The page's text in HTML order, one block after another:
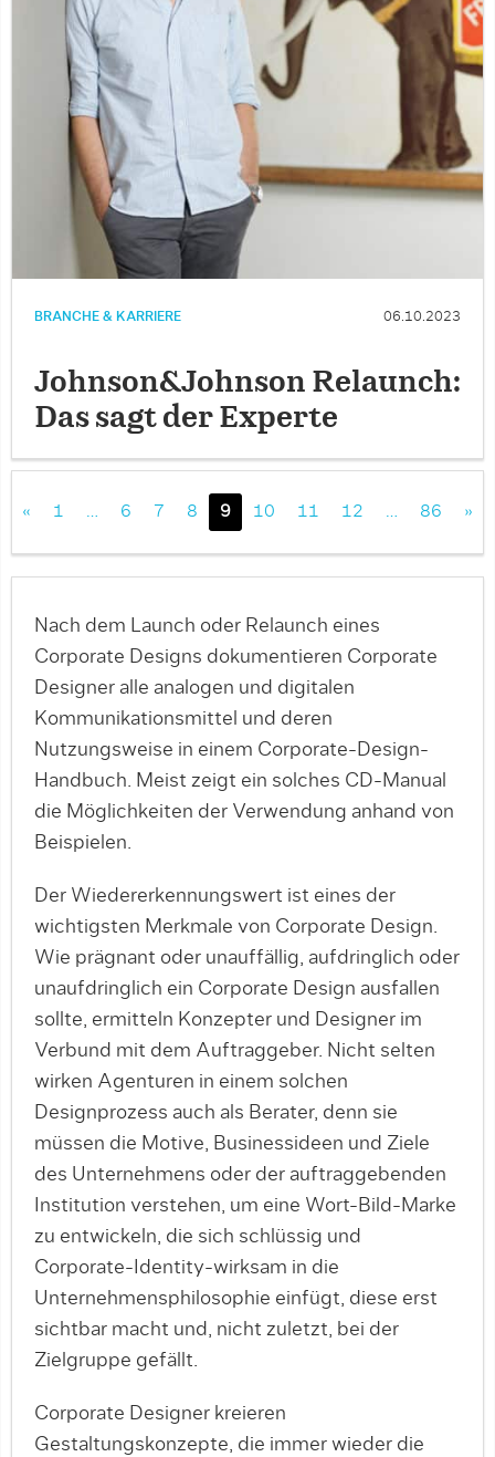
BRANCHE & KARRIERE 06.10.2023
Johnson&Johnson Relaunch:
Das sagt der Experte
« 1 … 6 7 8 9 10 11 12 … 86 »
Nach dem Launch oder Relaunch eines
Corporate Designs dokumentieren Corporate
Designer alle analogen und digitalen
Kommunikationsmittel und deren
Nutzungsweise in einem Corporate-Design-
Handbuch. Meist zeigt ein solches CD-Manual
die Möglichkeiten der Verwendung anhand von
Beispielen.
Der Wiedererkennungswert ist eines der
wichtigsten Merkmale von Corporate Design.
Wie prägnant oder unauffällig, aufdringlich oder
unaufdringlich ein Corporate Design ausfallen
sollte, ermitteln Konzepter und Designer im
Verbund mit dem Auftraggeber. Nicht selten
wirken Agenturen in einem solchen
Designprozess auch als Berater, denn sie
müssen die Motive, Businessideen und Ziele
des Unternehmens oder der auftraggebenden
Institution verstehen, um eine Wort-Bild-Marke
zu entwickeln, die sich schlüssig und
Corporate-Identity-wirksam in die
Unternehmensphilosophie einfügt, diese erst
sichtbar macht und, nicht zuletzt, bei der
Zielgruppe gefällt.
Corporate Designer kreieren
Gestaltungskonzepte, die immer wieder die